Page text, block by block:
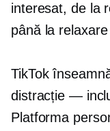
interesat, de la
până la
TikTok
distracție —
Platforma